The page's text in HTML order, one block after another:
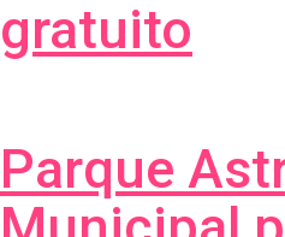
gratuito
Parque